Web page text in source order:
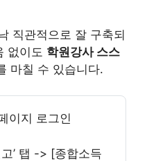
직관적으로 잘 구축되
없이도 학원강사 스스
마칠 수 있습니다.
이지 로그인
’ 탭 -> [종합소득